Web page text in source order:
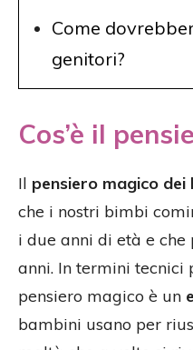
Come
genitori?
Cos’è il
Il pensiero magico dei
che i nostri bimbi
i due anni di età e che
anni. In termini tecnici
pensiero magico è un
bambini usano per